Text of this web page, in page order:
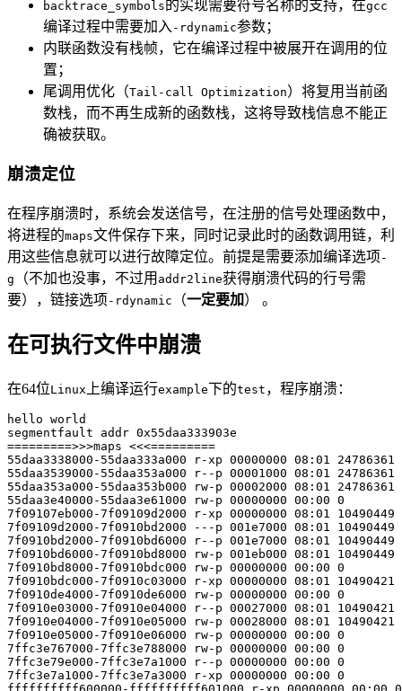
backtrace_symbols的实现需要符号名称的支持，在gcc
编译过程中需要加入 -rdynamic参数；
内联函数没有栈帧，它在编译过程中被展开在调用的位
置；
尾调用优化（Tail-call Optimization）将复用当前函
数栈，而不再生成新的函数栈，这将导致栈信息不能正
确被获取。
崩溃定位
在程序崩溃时，系统会发送信号，在注册的信号处理函数中，
将进程的maps文件保存下来，同时记录此时的函数调用链，利
用这些信息就可以进行故障定位。前提是需要添加编译选项 -
g
（不加也没事，不过用 addr2line获得崩溃代码的行号需
要），链接选项 -rdynamic （一定要加） 。
在可执行文件中崩溃
在64位Linux 上编译运行example下的test ，程序崩溃：
hello world
segmentfault addr 0x55daa333903e
=========>>>maps <<<=========
55daa3338000-55daa333a000 r-xp 00000000 08:01
55daa3539000-55daa353a000 r--p 00001000 08:01
55daa353a000-55daa353b000 rw-p 00002000 08:01
55daa3e40000-55daa3e61000 rw-p 00000000 00:00 0
7f09107eb000-7f09109d2000 r-xp 00000000 08:01
7f09109d2000-7f0910bd2000 ---p 001e7000 08:01
7f0910bd2000-7f0910bd6000 r--p 001e7000 08:01
7f0910bd6000-7f0910bd8000 rw-p 001eb000 08:01
7f0910bd8000-7f0910bdc000 rw-p 00000000 00:00 0
7f0910bdc000-7f0910c03000 r-xp 00000000 08:01
7f0910de4000-7f0910de6000 rw-p 00000000 00:00 0
7f0910e03000-7f0910e04000 r--p 00027000 08:01
7f0910e04000-7f0910e05000 rw-p 00028000 08:01
7f0910e05000-7f0910e06000 rw-p 00000000 00:00 0
7ffc3e767000-7ffc3e788000 rw-p 00000000 00:00 0
7ffc3e79e000-7ffc3e7a1000 r--p 00000000 00:00 0
7ffc3e7a1000-7ffc3e7a3000 r-xp 00000000 00:00 0